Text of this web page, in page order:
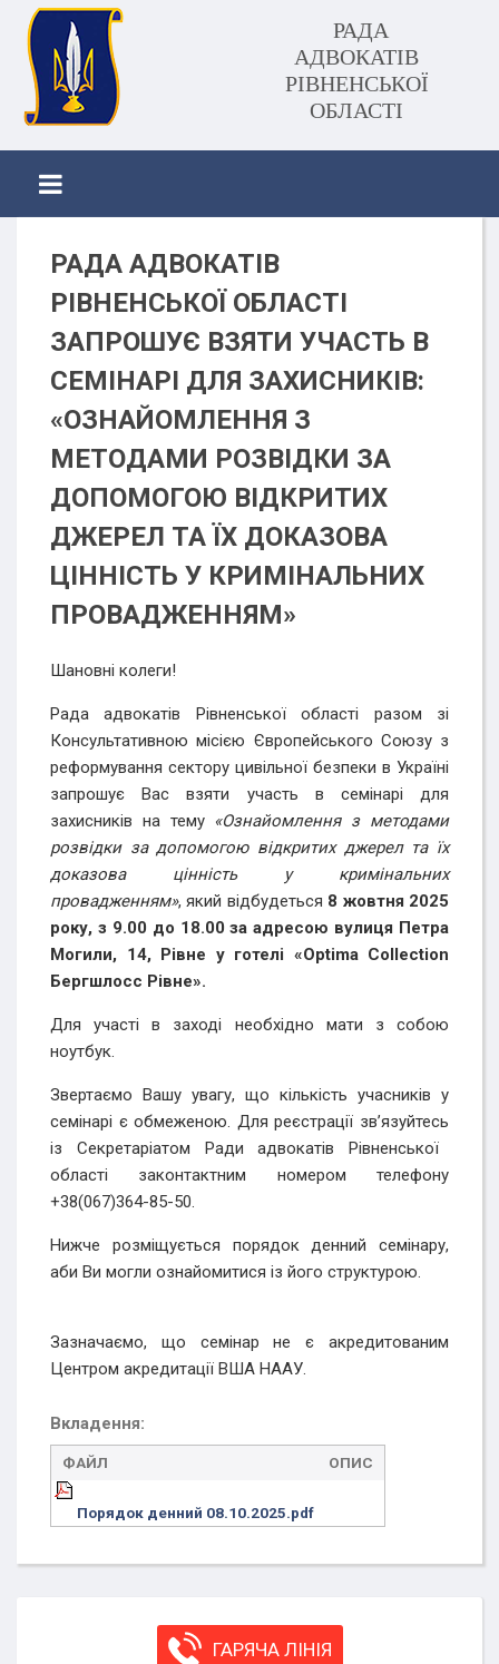
РАДА
АДВОКАТІВ
РІВНЕНСЬКОЇ
ОБЛАСТІ
РАДА АДВОКАТІВ
РІВНЕНСЬКОЇ ОБЛАСТІ
ЗАПРОШУЄ ВЗЯТИ УЧАСТЬ В
СЕМІНАРІ ДЛЯ ЗАХИСНИКІВ:
«ОЗНАЙОМЛЕННЯ З
МЕТОДАМИ РОЗВІДКИ ЗА
ДОПОМОГОЮ ВІДКРИТИХ
ДЖЕРЕЛ ТА ЇХ ДОКАЗОВА
ЦІННІСТЬ У КРИМІНАЛЬНИХ
ПРОВАДЖЕННЯМ»
Шановні колеги!
Рада адвокатів Рівненської області разом зі
Консультативною місією Європейського Союзу з
реформування сектору цивільної безпеки в Україні
запрошуєВасвзяти участь в семінарі для
захисників на тему «Ознайомлення з методами
розвідки за допомогою відкритих джерел та їх
доказова цінність у кримінальних
провадженням»,який відбудеться 8 жовтня 2025
року, з 9.00 до 18.00 заадресою вулиця Петра
Могили, 14, Рівне у готелі «Optima Collection
Бергшлосс Рівне».
Для участі в заході необхідно мати з собою
ноутбук.
Звертаємо Вашу увагу, що кількість учасників у
семінарі є обмеженою. Для реєстрації зв’язуйтесь
із Секретаріатом Ради адвокатів Рівненської
області законтактним номером телефону
+38(067)364-85-50.
Нижче розміщується порядок денний семінару,
аби Ви могли ознайомитися із його структурою.
Зазначаємо, що семінар не є акредитованим
Центром акредитації ВША НААУ.
Вкладення:
ФАЙЛ ОПИС
Порядок денний 08.10.2025.pdf
ГАРЯЧА ЛІНІЯ